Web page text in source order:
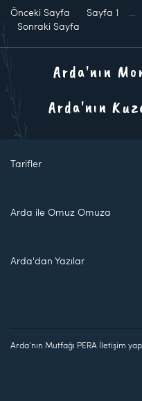
Önceki Sayfa Sayfa 1 …
Sonraki Sayfa
Arda'nın
Arda'nın
Tarifler
Arda ile Omuz Omuza
Arda'dan Yazılar
Arda'nın Mutfağı PERA İletişim